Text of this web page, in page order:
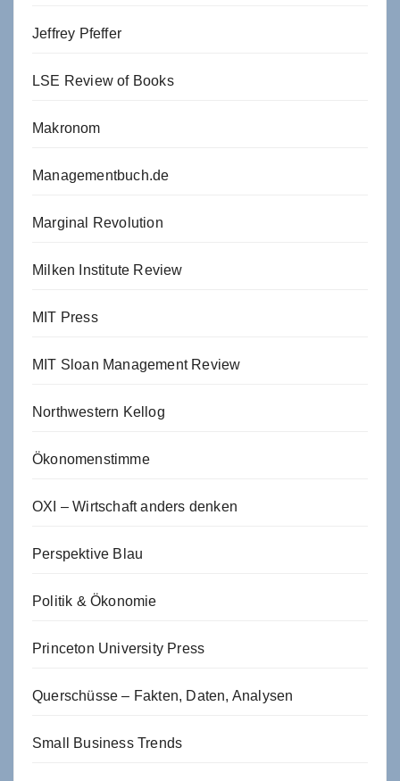
Jeffrey Pfeffer
LSE Review of Books
Makronom
Managementbuch.de
Marginal Revolution
Milken Institute Review
MIT Press
MIT Sloan Management Review
Northwestern Kellog
Ökonomenstimme
OXI – Wirtschaft anders denken
Perspektive Blau
Politik & Ökonomie
Princeton University Press
Querschüsse – Fakten, Daten, Analysen
Small Business Trends